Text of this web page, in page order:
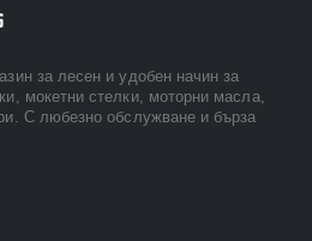
за лесен и удобен начин за
мокетни стелки, моторни масла,
С любезно обслужване и бърза